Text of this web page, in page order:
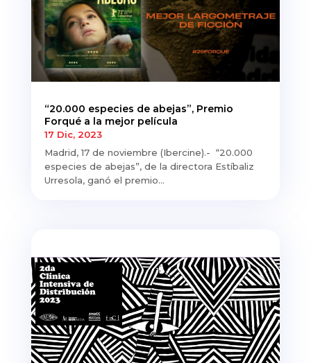
“20.000 especies de abejas”, Premio
Forqué a la mejor película
17 Dic, 2023
Madrid, 17 de noviembre (Ibercine).- “20.000
especies de abejas”, de la directora Estíbaliz
Urresola, ganó el premio...